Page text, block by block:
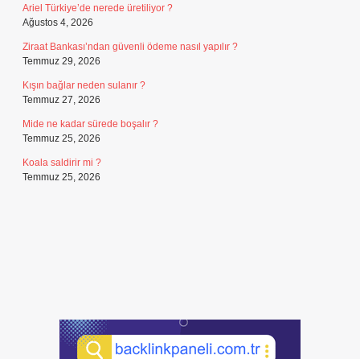
Ariel Türkiye’de nerede üretiliyor ?
Ağustos 4, 2026
Ziraat Bankası’ndan güvenli ödeme nasıl yapılır ?
Temmuz 29, 2026
Kışın bağlar neden sulanır ?
Temmuz 27, 2026
Mide ne kadar sürede boşalır ?
Temmuz 25, 2026
Koala saldirir mi ?
Temmuz 25, 2026